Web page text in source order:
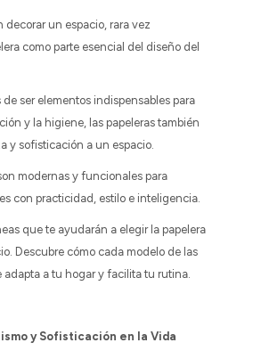
decorar un espacio, rara vez
como parte esencial del diseño del
ser elementos indispensables para
y la higiene, las papeleras también
y sofisticación a un espacio.
modernas y funcionales para
con practicidad, estilo e inteligencia.
que te ayudarán a elegir la papelera
Descubre cómo cada modelo de las
adapta a tu hogar y facilita tu rutina.
y Sofisticación en la Vida